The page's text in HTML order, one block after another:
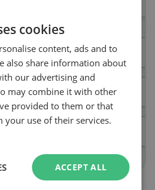
cookies
content, ads and to
also share information about
our advertising and
may combine it with other
provided to them or that
your use of their services.
ACCEPT ALL